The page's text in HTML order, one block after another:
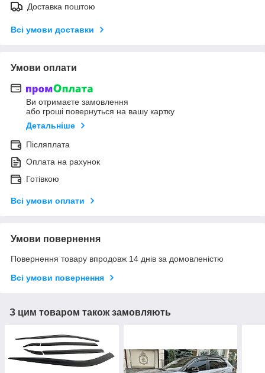
Доставка поштою
Всі умови доставки
Умови оплати
Ви отримаєте замовлення
або гроші повернуться на вашу картку
Детальніше
Післяплата
Оплата на рахунок
Готівкою
Всі умови оплати
Умови повернення
Повернення товару впродовж 14 днів за домовленістю
Всі умови повернення
З цим товаром також замовляють